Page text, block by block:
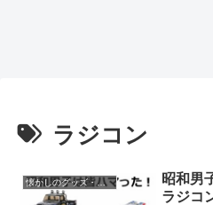
ラジコン
懐かしのグッズ・玩具
昭和男
ラジコ